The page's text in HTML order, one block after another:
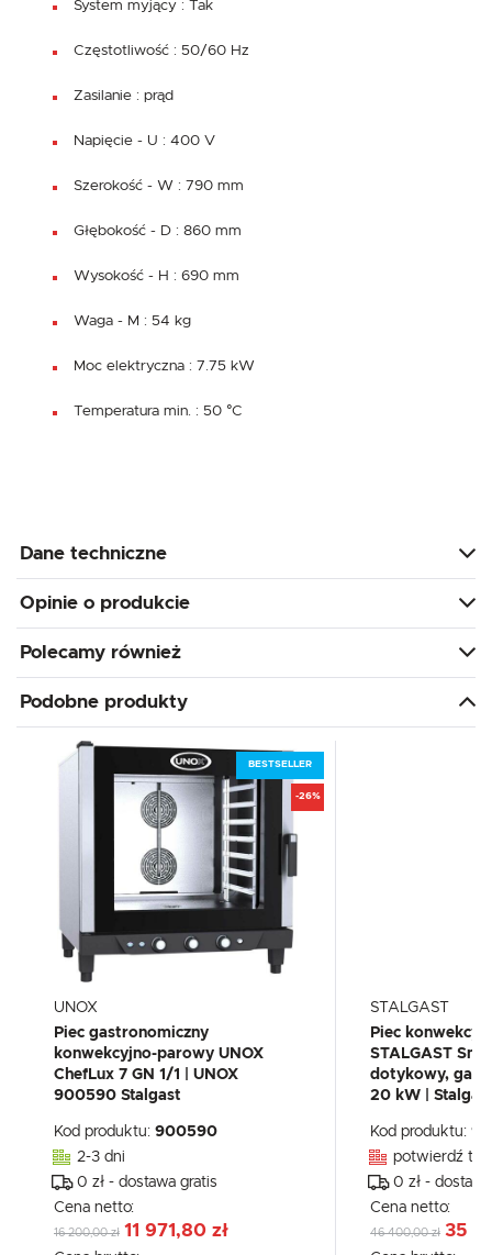
System myjący : Tak
Częstotliwość : 50/60 Hz
Zasilanie : prąd
Napięcie - U : 400 V
Szerokość - W : 790 mm
Głębokość - D : 860 mm
Wysokość - H : 690 mm
Waga - M : 54 kg
Moc elektryczna : 7.75 kW
Temperatura min. : 50 °C
Dane techniczne
Opinie o produkcie
Polecamy również
Podobne produkty
BESTSELLER
-26%
UNOX
Piec gastronomiczny
konwekcyjno-parowy UNOX
ChefLux 7 GN 1/1 | UNOX
900590 Stalgast
Kod produktu: 900590
2-3 dni
0 zł - dostawa gratis
Cena netto:
16 200,00 zł 11 971,80 zł
STALGAST
Piec
STALGAST
dotykowy,
20 kW |
Kod produktu:
potwierdź
0 zł -
Cena netto:
46 400,00 zł 35